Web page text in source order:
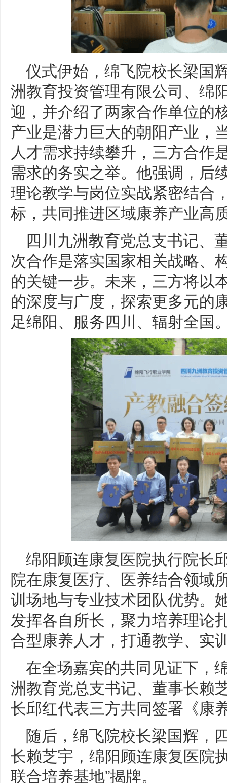
仪式伊始，绵飞院校长梁国
洲教育投资管理有限公司、绵
迎，并介绍了两家合作单位的
产业是潜力巨大的朝阳产业，
人才需求持续攀升，三方合作
需求的务实之举。他强调，后
理论教学与岗位实战紧密结合
标，共同推进区域康养产业高
四川九洲教育党总支书记、
次合作是落实国家相关战略、
的关键一步。未来，三方将以
的深度与广度，探索更多元的
足绵阳、服务四川、辐射全国
绵阳顾连康复医院执行院长
院在康复医疗、医养结合领域
训场地与专业技术团队优势。
发挥各自所长，聚力培养理论
合型康养人才，打通教学、实
在全场嘉宾的共同见证下，
洲教育党总支书记、董事长赖
长邱红代表三方共同签署《康
随后，绵飞院校长梁国辉，
长赖芝宇，绵阳顾连康复医院
联合培养基地”揭牌。